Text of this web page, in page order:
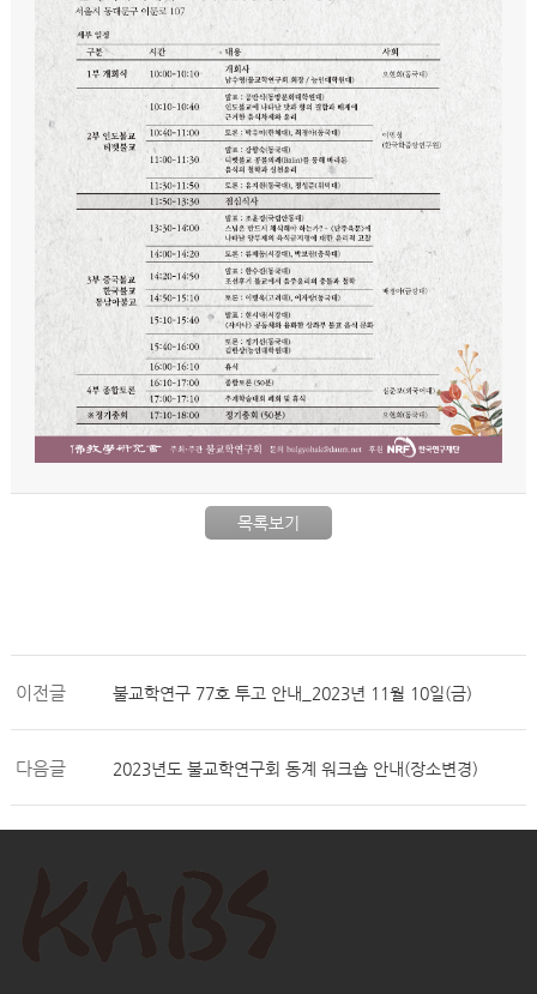
목록보기
이전글 불교학연구 77호 투고 안내_2023년 11월 10일(금)
다음글 2023년도 불교학연구회 동계 워크숍 안내(장소변경)